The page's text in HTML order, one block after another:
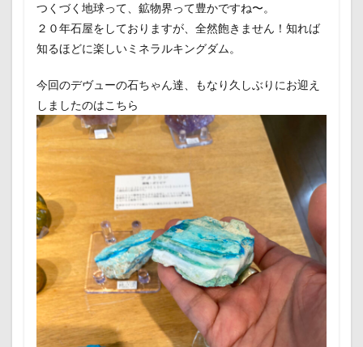
つくづく地球って、鉱物界って豊かですね〜。
２０年石屋をしておりますが、全然飽きません！知れば
知るほどに楽しいミネラルキングダム。
今回のデヴューの石ちゃん達、もなり久しぶりにお迎え
しましたのはこちら